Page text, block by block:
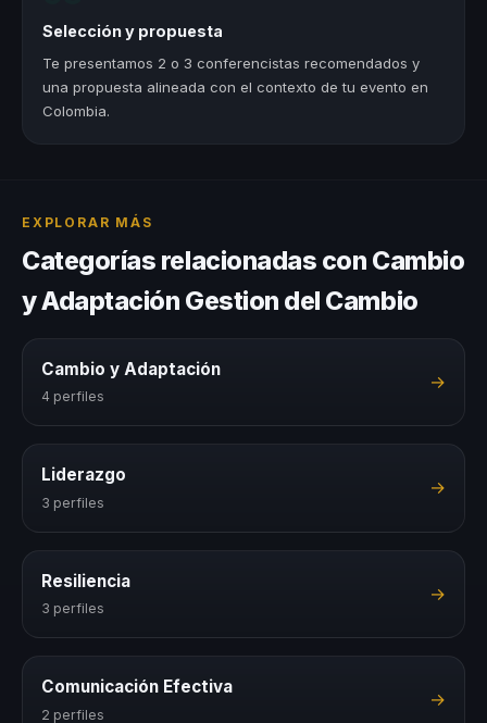
Selección y propuesta
Te presentamos 2 o 3 conferencistas recomendados y
una propuesta alineada con el contexto de tu evento en
Colombia.
EXPLORAR MÁS
Categorías relacionadas con Cambio
y Adaptación Gestion del Cambio
Cambio y Adaptación
4 perfiles
→
Liderazgo
3 perfiles
→
Resiliencia
3 perfiles
→
Comunicación Efectiva
2 perfiles
→